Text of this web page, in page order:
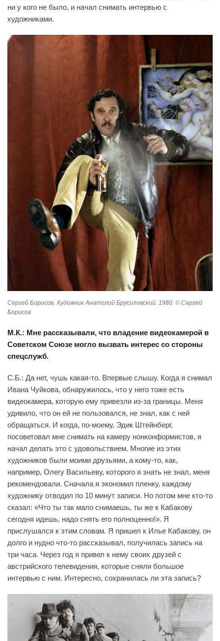
ни у кого не было, и начал снимать интервью с
художниками.
Сергей Борисов. Художник Анатолий Брусиловский. 1980. © Сергей
Борисов
М.К.: Мне рассказывали, что владение видеокамерой в
Советском Союзе могло вызвать интерес со стороны
спецслужб.
С.Б.: Да нет, чушь какая-то. Впервые слышу. Когда я снимал
Ивана Чуйкова, обнаружилось, что у него тоже есть
видеокамера, которую ему привезли из-за границы. Меня
удивило, что он ей не пользовался, не знал, как с ней
обращаться. И когда, по-моему, Эдик Штейнберг,
посоветовал мне снимать на камеру нонконформистов, я
начал делать это с удовольствием. Многие из этих
художников были моими друзьями, а кому-то, как,
например, Олегу Васильеву, которого я знать не знал, меня
рекомендовали. Сначала я экономил пленку, каждому
художнику отводил по 10 минут записи. Но потом мне кто-то
сказал: «Что ты так мало снимаешь, ты же к Кабакову
сегодня идешь, надо снять его полноценно!». Я
прислушался к этим словам. Я пришел к Илье Кабакову, он
долго и нудно что-то рассказывал, получилась запись на
три часа. Через год я привел к нему своих друзей с
австрийского телевидения, которые сняли большое
интервью с ним. Интересно, сохранилась ли эта запись?